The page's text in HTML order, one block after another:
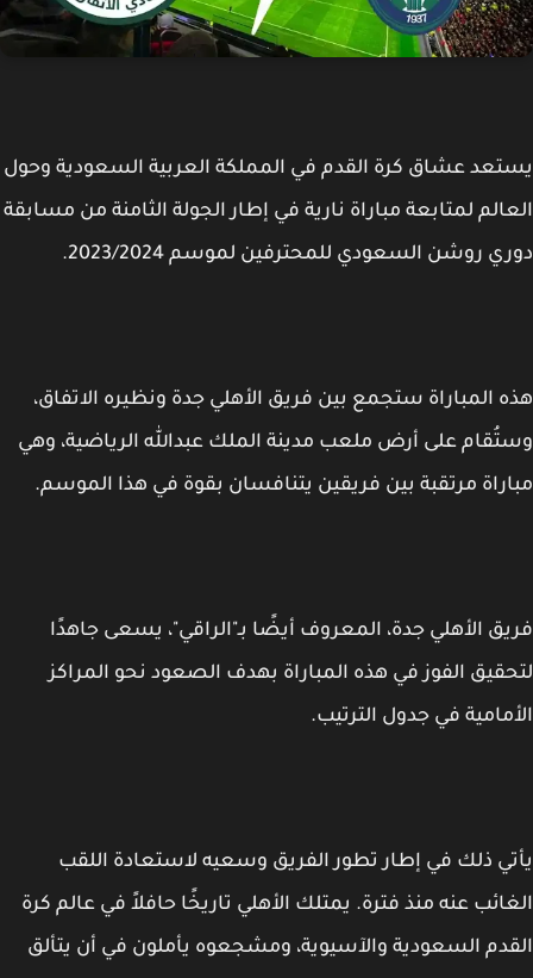
عشاق كرة القدم في المملكة العربية السعودية وحول
لمتابعة مباراة نارية في إطار الجولة الثامنة من مسابقة
روشن السعودي للمحترفين لموسم 2023/2024.
المباراة ستجمع بين فريق الأهلي جدة ونظيره الاتفاق،
على أرض ملعب مدينة الملك عبدالله الرياضية، وهي
مرتقبة بين فريقين يتنافسان بقوة في هذا الموسم.
الأهلي جدة، المعروف أيضًا بـ"الراقي"، يسعى جاهدًا
الفوز في هذه المباراة بهدف الصعود نحو المراكز
في جدول الترتيب.
ذلك في إطار تطور الفريق وسعيه لاستعادة اللقب
عنه منذ فترة. يمتلك الأهلي تاريخًا حافلاً في عالم كرة
السعودية والآسيوية، ومشجعوه يأملون في أن يتألق